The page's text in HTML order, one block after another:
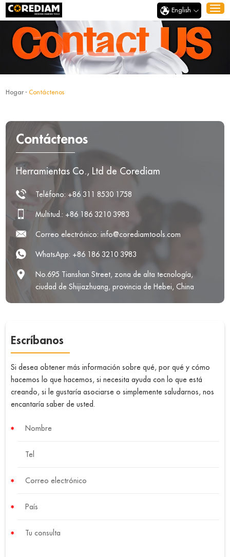
English
Hogar-Contáctenos
Contáctenos
Herramientas Co., Ltd de Corediam
Teléfono: +86 311 8530 1758
Multitud.: +86 186 3210 3983
Correo electrónico:info@corediamtools.com
WhatsApp: +86 186 3210 3983
No.695 Tianshan Street, zona de alta tecnología,
ciudad de Shijiazhuang, provincia de Hebei, China
Escríbanos
Si desea obtener más información sobre qué, por qué y cómo
hacemos lo que hacemos, si necesita ayuda con lo que está
creando, si le gustaría asociarse o simplemente saludarnos, nos
encantaría saber de usted.